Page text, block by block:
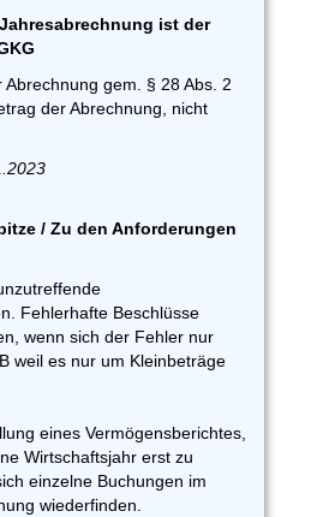
ist der
gem. § 28 Abs. 2
der Abrechnung, nicht
/ Zu den Anforderungen
Fehlerhafte Beschlüsse
wenn sich der Fehler nur
weil es nur um Kleinbeträge
eines Vermögensberichtes,
Wirtschaftsjahr erst zu
einzelne Buchungen im
wiederfinden.